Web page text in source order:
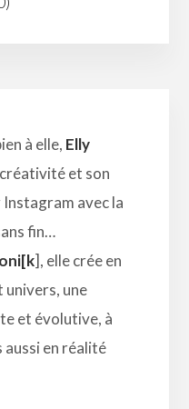
à elle, Elly
et son
avec la
fin…
], elle crée en
univers, une
et évolutive, à
aussi en réalité